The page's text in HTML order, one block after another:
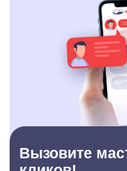
Вызовите